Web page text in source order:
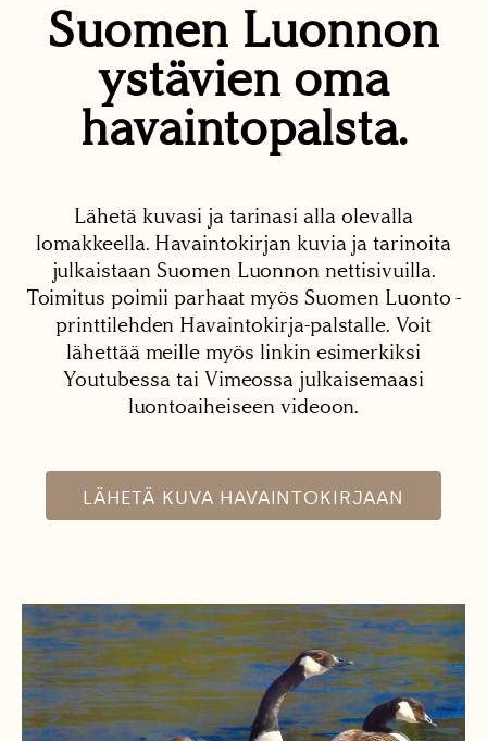
Suomen Luonnon
ystävien oma
havaintopalsta.
Lähetä kuvasi ja tarinasi alla olevalla
lomakkeella. Havaintokirjan kuvia ja tarinoita
julkaistaan Suomen Luonnon nettisivuilla.
Toimitus poimii parhaat myös Suomen Luonto -
printtilehden Havaintokirja-palstalle. Voit
lähettää meille myös linkin esimerkiksi
Youtubessa tai Vimeossa julkaisemaasi
luontoaiheiseen videoon.
LÄHETÄ KUVA HAVAINTOKIRJAAN